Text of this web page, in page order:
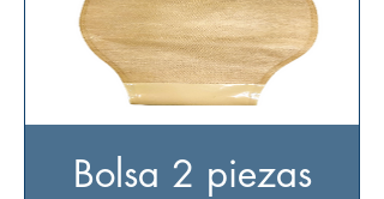
Bolsa 2 piezas